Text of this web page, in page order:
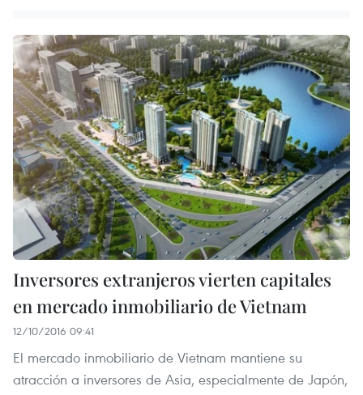
Inversores extranjeros vierten capitales
en mercado inmobiliario de Vietnam
12/10/2016 09:41
El mercado inmobiliario de Vietnam mantiene su
atracción a inversores de Asia, especialmente de Japón,